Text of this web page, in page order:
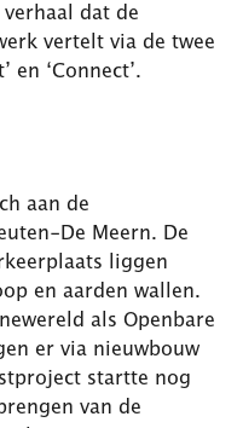
dat de
vertelt via de twee
en ‘Connect’.
aan de
De Meern. De
liggen
en aarden wallen.
als Openbare
er via nieuwbouw
startte nog
van de